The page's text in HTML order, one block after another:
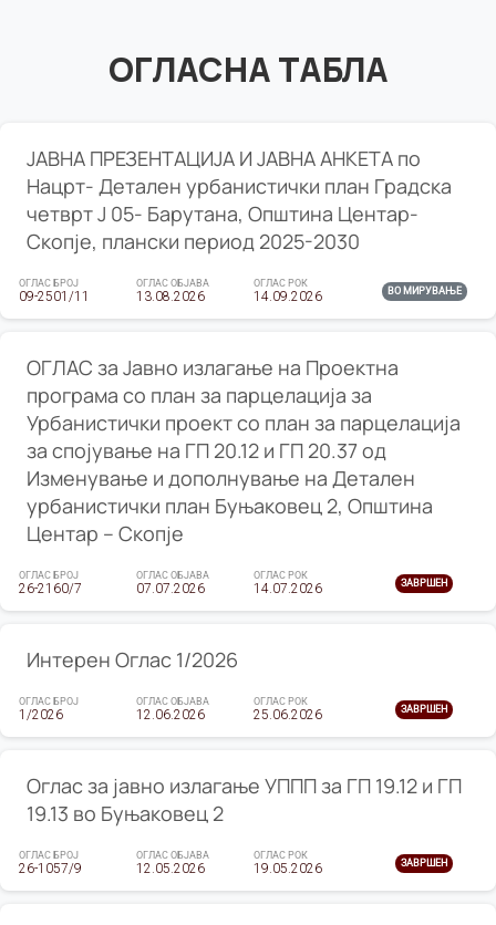
ОГЛАСНА ТАБЛА
ЈАВНА ПРЕЗЕНТАЦИЈА И ЈАВНА АНКЕТА по
Нацрт- Детален урбанистички план Градска
четврт Ј 05- Барутана, Општина Центар-
Скопје, плански период 2025-2030
ОГЛАС БРОЈ
09-2501/11
ОГЛАС ОБЈАВА
13.08.2026
ОГЛАС РОК
14.09.2026 ВО МИРУВАЊЕ
ОГЛАС за Јавно излагање на Проектна
програма со план за парцелација за
Урбанистички проект со план за парцелација
за спојување на ГП 20.12 и ГП 20.37 од
Изменување и дополнување на Детален
урбанистички план Буњаковец 2, Општина
Центар – Скопје
ОГЛАС БРОЈ
26-2160/7
ОГЛАС ОБЈАВА
07.07.2026
ОГЛАС РОК
14.07.2026 ЗАВРШЕН
Интерен Оглас 1/2026
ОГЛАС БРОЈ
1/2026
ОГЛАС ОБЈАВА
12.06.2026
ОГЛАС РОК
25.06.2026 ЗАВРШЕН
Оглас за јавно излагање УППП за ГП 19.12 и ГП
19.13 во Буњаковец 2
ОГЛАС БРОЈ
26-1057/9
ОГЛАС ОБЈАВА
12.05.2026
ОГЛАС РОК
19.05.2026 ЗАВРШЕН